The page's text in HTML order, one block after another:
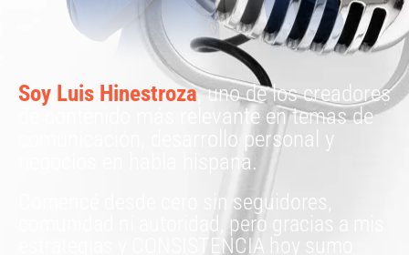
Soy Luis Hinestroza, uno de los creadores
de contenido más relevante en temas de
comunicación, desarrollo personal y
negocios en habla hispana.
Comencé desde cero sin seguidores,
comunidad ni autoridad, pero gracias a mis
estrategias y CONSISTENCIA hoy sumo